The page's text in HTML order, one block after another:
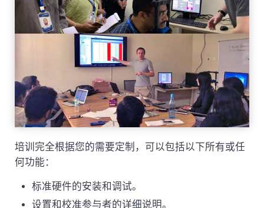
培训完全根据您的需要定制，可以包括以下所有或任
何功能：
标准硬件的安装和调试。
设置和校准参与者的详细说明。